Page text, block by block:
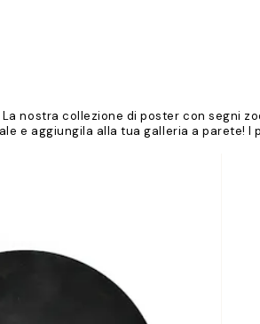
nostra collezione di poster con segni
e aggiungila alla tua galleria a parete!